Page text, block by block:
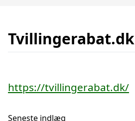
Tvillingerabat.dk
https://tvillingerabat.dk/
Seneste indlæg